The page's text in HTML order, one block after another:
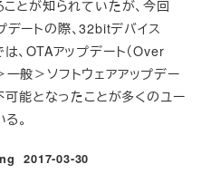
とが知られていたが、今回
ートの際、32bitデバイス
、OTAアップデート（Over
般＞ソフトウェアアップデー
可能となったことが多くのユー
。
投稿日
2017-03-30